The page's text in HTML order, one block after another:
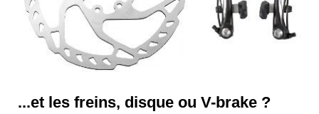
...et les freins, disque ou V-brake ?